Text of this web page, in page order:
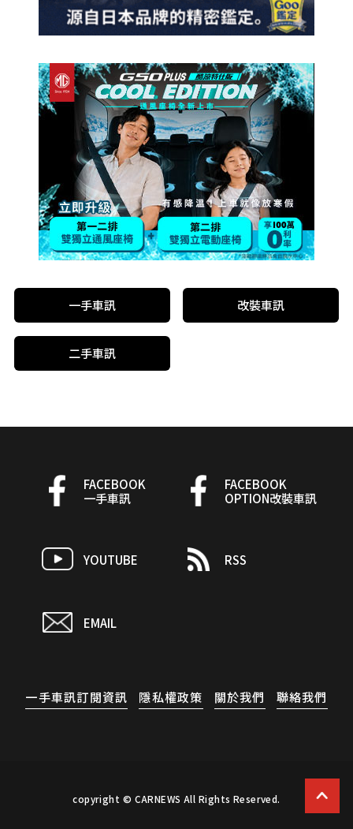
一手車訊 改裝車訊
二手車訊
FACEBOOK
一手車訊
FACEBOOK
OPTION改裝車訊
YOUTUBE RSS
EMAIL
一手車訊訂閱資訊 隱私權政策 關於我們 聯絡我們
copyright © CARNEWS All Rights Reserved.